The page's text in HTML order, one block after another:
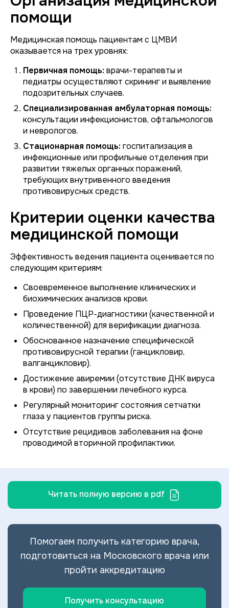
помощи
Медицинская помощь пациентам с ЦМВИ
оказывается на трех уровнях:
Первичная помощь: врачи-терапевты и
педиатры осуществляют скрининг и выявление
подозрительных случаев.
Специализированная амбулаторная помощь:
консультации инфекционистов, офтальмологов
и неврологов.
Стационарная помощь: госпитализация в
инфекционные или профильные отделения при
развитии тяжелых органных поражений,
требующих внутривенного введения
противовирусных средств.
Критерии оценки качества
медицинской помощи
Эффективность ведения пациента оценивается по
следующим критериям:
Своевременное выполнение клинических и
биохимических анализов крови.
Проведение ПЦР-диагностики (качественной и
количественной) для верификации диагноза.
Обоснованное назначение специфической
противовирусной терапии (ганцикловир,
валганцикловир).
Достижение авиремии (отсутствие ДНК вируса
в крови) по завершении лечебного курса.
Регулярный мониторинг состояния сетчатки
глаза у пациентов группы риска.
Отсутствие рецидивов заболевания на фоне
проводимой вторичной профилактики.
Читать полную версию в pdf
Помогаем получить категорию врача,
подготовиться на Московского врача или
пройти аккредитацию
Получить консультацию